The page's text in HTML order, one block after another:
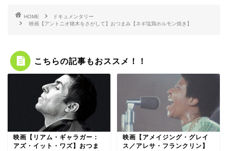
HOME
ドキュメンタリー
映画【アントニオ猪木をさがして】おつまみ【ネギ塩鶏ホルモン焼き】
こちらの記事もおススメ！！
映画【リアム・ギャラガー：
アズ・イット・ワズ】おつま
映画【アメイジング・グレイ
ス／アレサ・フランクリン】